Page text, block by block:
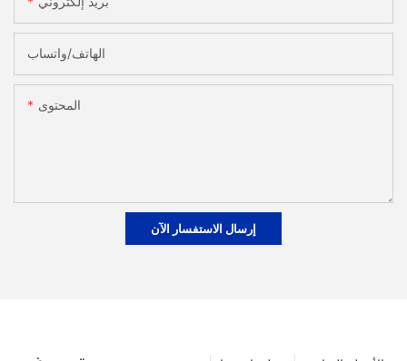
الهاتف/واتساب
المحتوى
إرسال الاستفسار الآن